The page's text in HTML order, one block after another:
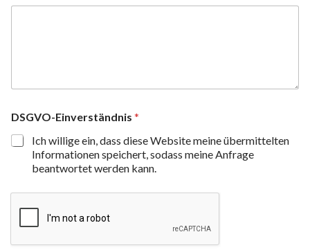
DSGVO-Einverständnis *
Ich willige ein, dass diese Website meine übermittelten
Informationen speichert, sodass meine Anfrage
beantwortet werden kann.